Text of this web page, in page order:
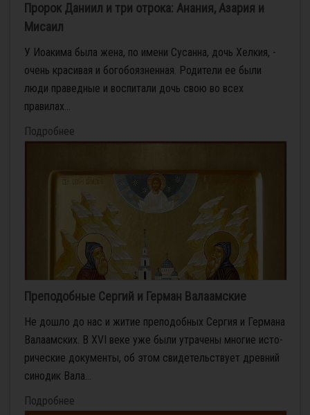
Пророк Даниил и три отрока: Анания, Азария и
Мисаил
У Иоакима была жена, по имени Сусанна, дочь Хелкия, -
очень красивая и богобоязненная. Родители ее были
люди праведные и воспитали дочь свою во всех
правилах...
Подробнее
Преподобные Сергий и Герман Валаамские
Не до­шло до нас и жи­тие пре­по­доб­ных Сер­гия и Гер­ма­на
Ва­ла­ам­ских. В XVI ве­ке уже бы­ли утра­че­ны мно­гие ис­то­
ри­че­ские до­ку­мен­ты, об этом сви­де­тель­ству­ет древ­ний
си­но­дик Ва­ла...
Подробнее